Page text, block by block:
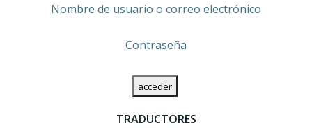
Nombre de usuario o correo electrónico
Contraseña
TRADUCTORES